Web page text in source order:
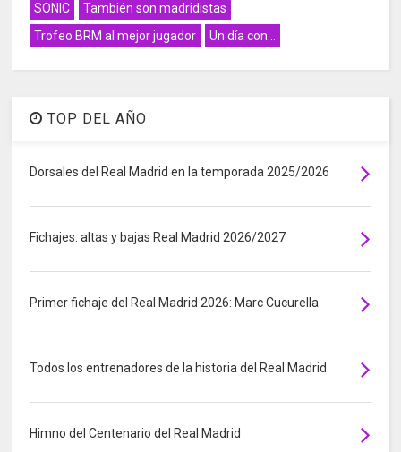
SONIC
También son madridistas
Trofeo BRM al mejor jugador
Un día con...
TOP DEL AÑO
Dorsales del Real Madrid en la temporada 2025/2026
Fichajes: altas y bajas Real Madrid 2026/2027
Primer fichaje del Real Madrid 2026: Marc Cucurella
Todos los entrenadores de la historia del Real Madrid
Himno del Centenario del Real Madrid